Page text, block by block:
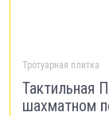
Тротуарная плитка
Тактильная
шахматном